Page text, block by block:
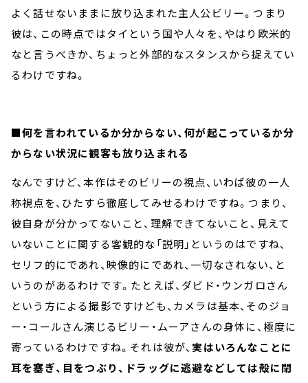
よく話せないままに放り込まれた主人公ビリー。つまり
彼は、この時点ではタイという国や人々を、やはり欧米的
なと言うべきか、ちょっと外部的なスタンスから捉えてい
るわけですね。
■何を言われているか分からない、何が起こっているか分
からない状況に観客も放り込まれる
なんですけど、本作はそのビリーの視点、いわば彼の一人
称視点を、ひたすら徹底してみせるわけですね。つまり、
彼自身が分かってないこと、理解できてないこと、見えて
いないことに関する客観的な「説明」というのはですね、
セリフ的にであれ、映像的にであれ、一切なされない、と
いうのがあるわけです。たとえば、ダビド・ウンガロさん
という方による撮影ですけども、カメラは基本、そのジョ
ー・コールさん演じるビリー・ムーアさんの身体に、極度に
寄っているわけですね。それは彼が、 実はいろんなことに
耳を塞ぎ、目をつぶり、ドラッグに逃避などしては殻に閉